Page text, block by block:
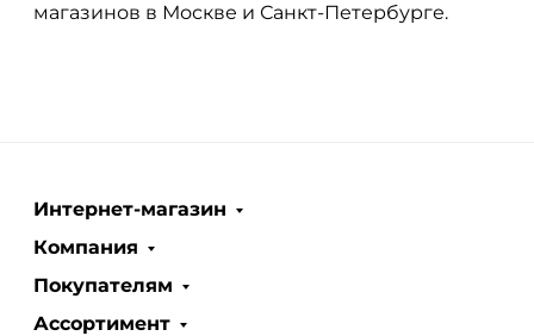
магазинов в Москве и Санкт-Петербурге.
Интернет-магазин
Компания
Покупателям
Ассортимент